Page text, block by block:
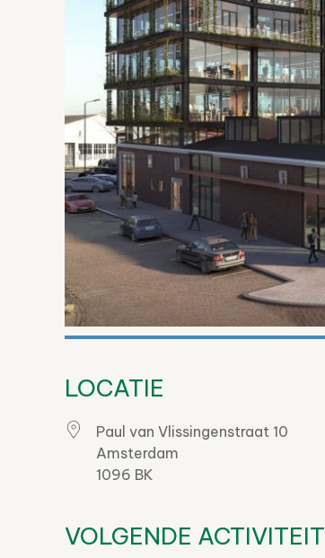
LOCATIE
Paul van Vlissingenstraat 10
Amsterdam
1096 BK
VOLGENDE ACTIVITEIT